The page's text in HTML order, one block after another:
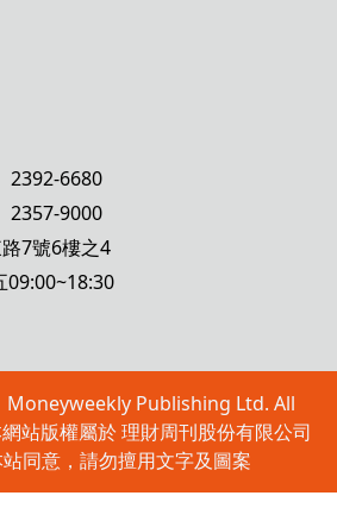
2392-6680
2357-9000
7號6樓之4
09:00~18:30
Publishing Ltd. All
站版權屬於 理財周刊股份有限公司
同意，請勿擅用文字及圖案